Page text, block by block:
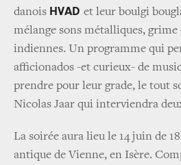
danois HVAD et leur boulgi
mélange sons métalliques, grime
indiennes. Un programme qui
afficionados -et curieux- de
prendre pour leur grade, le tout
Nicolas Jaar qui interviendra
La soirée aura lieu le 14 juin de
antique de Vienne, en Isère.